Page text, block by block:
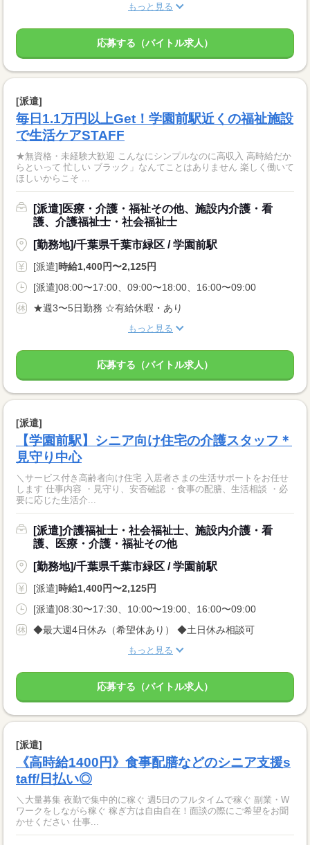
もっと見る
応募する（バイトル求人）
[派遣]
毎日1.1万円以上Get！学園前駅近くの福祉施設
で生活ケアSTAFF
★無資格・未経験大歓迎 こんなにシンプルなのに高収入 高時給だか
らといって 忙しい ブラック」なんてことはありません 楽しく働いて
ほしいからこそ ...
[派遣]医療・介護・福祉その他、施設内介護・看
護、介護福祉士・社会福祉士
[勤務地]/千葉県千葉市緑区 / 学園前駅
[派遣]時給1,400円〜2,125円
[派遣]08:00〜17:00、09:00〜18:00、16:00〜09:00
★週3〜5日勤務 ☆有給休暇・あり
もっと見る
応募する（バイトル求人）
[派遣]
【学園前駅】シニア向け住宅の介護スタッフ＊
見守り中心
＼サービス付き高齢者向け住宅 入居者さまの生活サポートをお任せ
します 仕事内容 ・見守り、安否確認 ・食事の配膳、生活相談 ・必
要に応じた生活介...
[派遣]介護福祉士・社会福祉士、施設内介護・看
護、医療・介護・福祉その他
[勤務地]/千葉県千葉市緑区 / 学園前駅
[派遣]時給1,400円〜2,125円
[派遣]08:30〜17:30、10:00〜19:00、16:00〜09:00
◆最大週4日休み（希望休あり） ◆土日休み相談可
もっと見る
応募する（バイトル求人）
[派遣]
《高時給1400円》食事配膳などのシニア支援s
taff/日払い◎
＼大量募集 夜勤で集中的に稼ぐ 週5日のフルタイムで稼ぐ 副業・W
ワークをしながら稼ぐ 稼ぎ方は自由自在！面談の際にご希望をお聞
かせください 仕事...